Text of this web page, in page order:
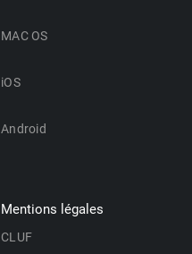
MAC OS
iOS
Android
Mentions légales
CLUF